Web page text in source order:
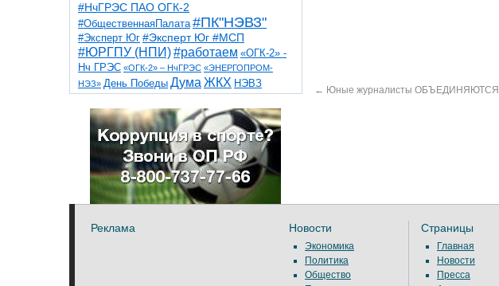
#НчГРЭС ПАО ОГК-2
#ОбщественнаяПалата #ПК"НЭВЗ"
#Эксперт Юг #Эксперт Юг #МСП
#ЮРГПУ (НПИ)#работаем «ОГК-2» -
Нч ГРЭС «ОГК-2» – НчГРЭС «ЭНЕРГОПРОМ-
НЭЗ» День Победы Дума ЖКХ НЭВЗ
НчГРЭС ТНТ
благоустройствоветераны выборы
детидороги казаки коррупция космос
общественная палата парк пожар роща
спорт театр транспорт художники
← Юные журналисты ОБЪЕДИНЯЮТСЯ
Реклама Новости
Экономика
Политика
Общество
Страницы
Главная
Новости
Пресса